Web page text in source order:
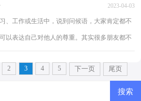
2023-04-03
、工作或生活中，说到问候语，大家肯定都不
以表达自己对他人的尊重。其实很多朋友都不
2 3 4 5 下一页 尾页